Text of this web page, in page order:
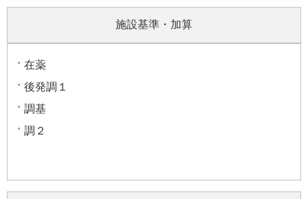
施設基準・加算
在薬
後発調１
調基
調２